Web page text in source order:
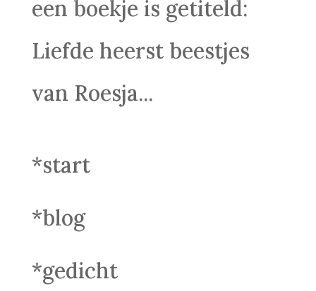
een boekje is getiteld:
Liefde heerst beestjes
van Roesja...
*start
*blog
*gedicht